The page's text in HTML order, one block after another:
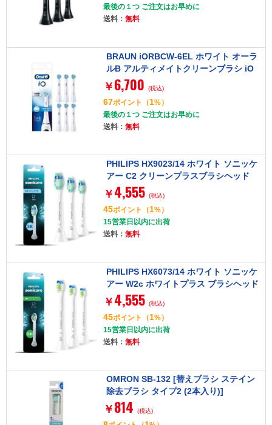
最後の１つ ご注文はお早めに
送料： 無料
BRAUN iORBCW-6EL ホワイト オーラ
ルB アルティメイトクリーンブラシ iO
シリーズ 6本入り 替えブラシ
￥ 6,700 (税込)
67ポイント （1%）
最後の１つ ご注文はお早めに
送料： 無料
PHILIPS HX9023/14 ホワイト ソニッケ
アー C2 クリーンプラスブラシヘッド
[電動歯ブラシ用替えブラシ 3本]
￥ 4,555 (税込)
45ポイント （1%）
15営業日以内に出荷
送料： 無料
PHILIPS HX6073/14 ホワイト ソニッケ
アー W2c ホワイトプラス ブラシヘッド
[電動歯ブラシ用替えブラシ 3本]
￥ 4,555 (税込)
45ポイント （1%）
15営業日以内に出荷
送料： 無料
OMRON SB-132 [替えブラシ ステイン
除去ブラシ タイプ2 (2本入り)]
￥ 814 (税込)